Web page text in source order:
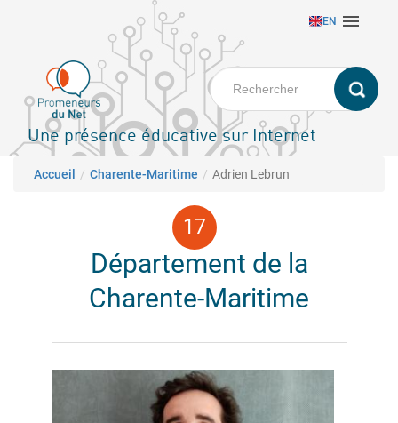
principal
EN 
Une présence éducative sur Internet
Fil d'Ariane
Accueil Charente-Maritime Adrien Lebrun
Département de la
Charente-Maritime